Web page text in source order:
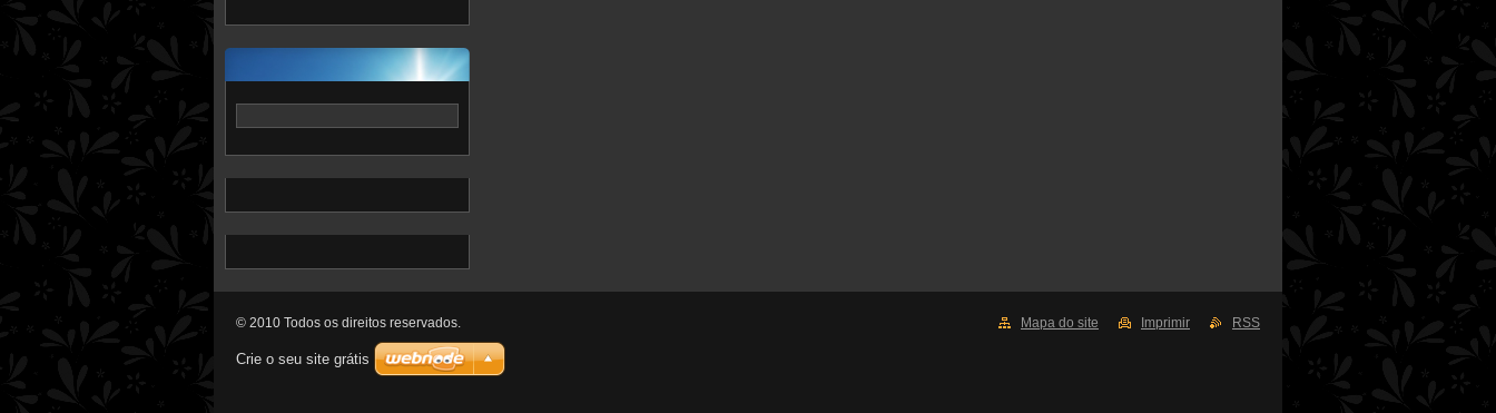
Mapa do site Imprimir RSS
© 2010 Todos os direitos reservados.
Crie o seu site grátis